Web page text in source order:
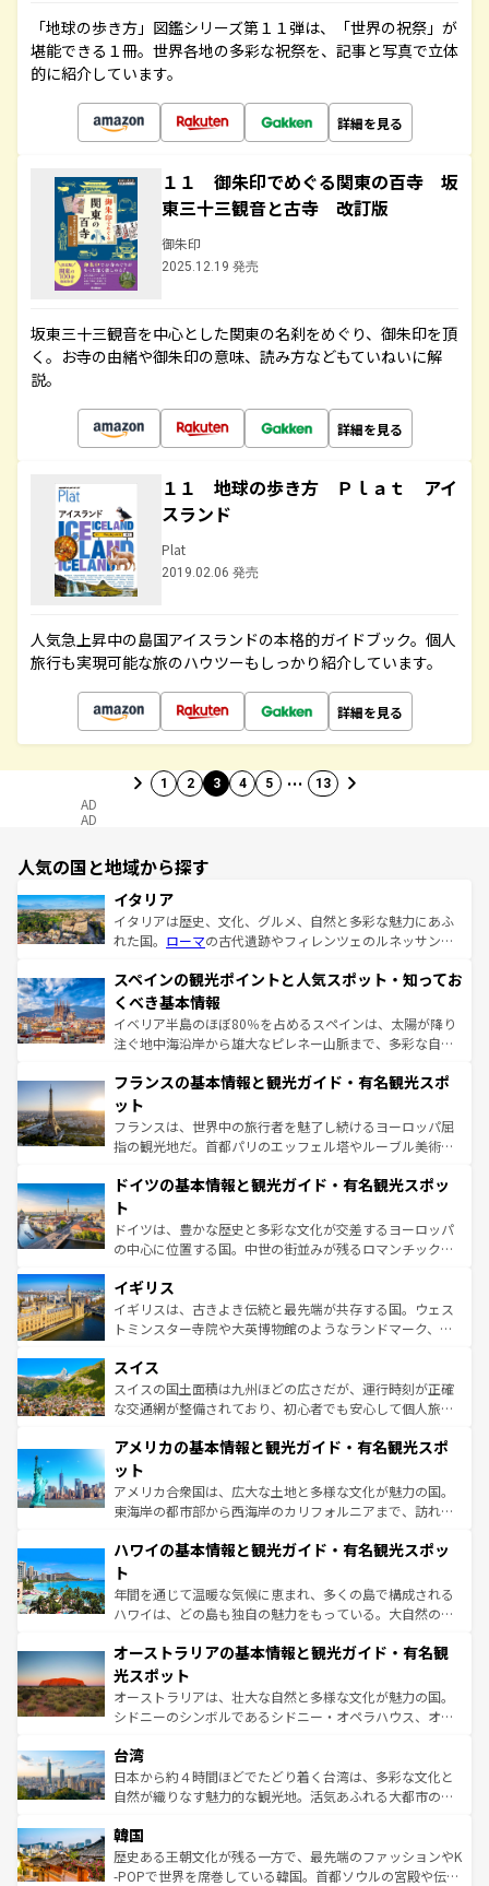
「地球の歩き方」図鑑シリーズ第１１弾は、「世界の祝祭」が
堪能できる１冊。世界各地の多彩な祝祭を、記事と写真で立体
的に紹介しています。
詳細を見る
１１ 御朱印でめぐる関東の百寺 坂
東三十三観音と古寺 改訂版
御朱印
2025.12.19 発売
坂東三十三観音を中心とした関東の名刹をめぐり、御朱印を頂
く。お寺の由緒や御朱印の意味、読み方などもていねいに解
説。
詳細を見る
１１ 地球の歩き方 Ｐｌａｔ アイ
スランド
Plat
2019.02.06 発売
人気急上昇中の島国アイスランドの本格的ガイドブック。個人
旅行も実現可能な旅のハウツーもしっかり紹介しています。
詳細を見る
1 2 3 4 5 … 13
AD
AD
人気の国と地域から探す
イタリア
イタリアは歴史、文化、グルメ、自然と多彩な魅力にあふ
れた国。 ローマの古代遺跡やフィレンツェのルネッサンス
ろん、トスカーナの美しい田園風景やアマルフィ海岸の絶
景など、自然景観も見逃せない。観光の合間には、本場の
ピザやパスタなど、絶品のイタリア料理を堪能することも
できる。朝目覚めてから夜眠るまで、すべての瞬間を楽し
なお、新着のイタリア情報はコンテンツ一覧を参照してほ
しい。
スペインの観光ポイントと人気スポット・知ってお
くべき基本情報
イベリア半島のほぼ80％を占めるスペインは、太陽が降り
注ぐ地中海沿岸から雄大なピレネー山脈まで、多彩な自然
文化が根付くこの国では、情熱的なフラメンコ、熱気あふ
れる闘牛、そして美味しいタパスが生活の一部となってい
る。首都マドリードの洗練された雰囲気や、バルセロナの
アートに溢れた街角から、地方では古代ローマ遺跡や中世
せる。地方によって風土や気候が異なるスペインはその個
ンテンツ一覧 を参照してほしい。
フランスの基本情報と観光ガイド・有名観光スポ
ット
フランスは、世界中の旅行者を魅了し続けるヨーロッパ屈
指の観光地だ。首都パリのエッフェル塔やルーブル美術館
で、幅広い魅力が詰まっている。華麗な宮殿、歴史的な大
聖堂、美しいビーチ、そして豊かな自然が、訪れる者を心
から魅了する。また、フランスは美食の国としても知ら
れ、フランス料理はユネスコ無形文化遺産にも登録されて
香り高いラベンダー畑など、多彩な楽しみ方が可能だ。さ
らに、パリ以外の地域にも魅力が溢れており、どの街角に
も豊かな歴史と文化が息づいている。パリ以外の個性あふ
を参照してほしい。
ドイツの基本情報と観光ガイド・有名観光スポッ
ト
ドイツは、豊かな歴史と多彩な文化が交差するヨーロッパ
の中心に位置する国。中世の街並みが残るロマンチック街
顔を持つこの国は、どこを歩いても飽きることがない。ベ
ルリンの文化的活気、バイエルン州のアルプスの絶景、そ
してライン川沿いのワイン畑といった風景は必見。ビール
は、お酒好きな人にはぜひ体験してほしい。 なお、新着の
ドイツ情報はコンテンツ一覧を参照してほしい。
イギリス
イギリスは、古きよき伝統と最先端が共存する国。ウェス
トミンスター寺院や大英博物館のようなランドマーク、歴
リアごとに異なる魅力がある。また、優雅なアフタヌーン
ティー、ビール好きにはたまらない英国パブ、サッカー観
戦など、本場だからこそできる体験も豊富。イギリスを旅
ンツ一覧を参照してほしい。
スイス
スイスの国土面積は九州ほどの広さだが、運行時刻が正確
な交通網が整備されており、初心者でも安心して個人旅行
の建物がそのまま残る町や、スイスならではのユニークな
博物館もあり、アルプス観光だけでなく町歩きも満喫する
ことができる。国民の所得が高いため物価も高いが、旅行
者向けの交通パス提供のサービスもあり、うまく活用すれ
着のスイス情報はコンテンツ一覧を参照してほしい。
アメリカの基本情報と観光ガイド・有名観光スポ
ット
アメリカ合衆国は、広大な土地と多様な文化が魅力の国。
東海岸の都市部から西海岸のカリフォルニアまで、訪れる
のような巨大都市は、観光、ショッピング、エンターテイ
ンメントが詰まった刺激的なスポットだ。一方、アメリカ
西部には大自然が広がり、グランドキャニオンやイエロー
ストーン国立公園といった絶景が堪能できる。さらに、南
文化が魅力。旅行者はアメリカの各地域で異なる魅力を楽
しみながら、その多様性と豊かな歴史を感じることができ
るだろう。車でのロードトリップや列車の旅も、アメリカ
ならではの贅沢な旅のスタイルだ。 なお、新着のアメリカ
情報は コンテンツ一覧 を参照してほしい。
ハワイの基本情報と観光ガイド・有名観光スポッ
ト
年間を通じて温暖な気候に恵まれ、多くの島で構成される
ハワイは、どの島も独自の魅力をもっている。大自然の神
ワイ島は見逃せない。また、定番の観光地といえばオアフ
島だが、静かな自然を求めるならマウイ島やカウアイ島が
おすすめ。エメラルドグリーンに輝く海をはじめ、豊かな
文化や歴史が息づいている。「アロハスピリット」と呼ば
人々、おいしいローカルフードやハワイアンミュージッ
ク、伝統的なフラダンスなど、すべてがハワイの魅力を彩
っている。訪れるたびに新しい発見と感動が待っているハ
はコンテンツ一覧
オーストラリアの基本情報と観光ガイド・有名観
光スポット
オーストラリアは、壮大な自然と多様な文化が魅力の国。
シドニーのシンボルであるシドニー・オペラハウス、オー
リアリーフや大陸中央部にそびえるウルル（エアーズロッ
ク）、タスマニアの美しい原生林やケアンズの熱帯雨林な
ど、見どころがたくさん。また、カフェやワイン、オージ
いる。アクティビティも充実しており、サーフィンやダイ
ビング、ハイキングなど、アウトドア好きにはたまらな
い。オーストラリアの多彩な魅力を存分に味わいつくそ
台湾
日本から約４時間ほどでたどり着く台湾は、多彩な文化と
自然が織りなす魅力的な観光地。活気あふれる大都市の台
ン）、静ひつな山岳地帯である台湾東部など、都市の喧騒
と山間の静けさが共存しており、訪れる人に新しい発見と
驚きをもたらしてくれる。また、奥深い台湾の食文化も魅
韓国
歴史ある王朝文化が残る一方で、最先端のファッションやK
-POPで世界を席巻している韓国。首都ソウルの宮殿や伝統